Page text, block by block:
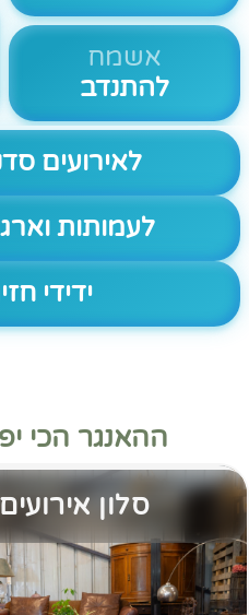
אשמח
להתנדב
לאירועים
לעמותות
ידידי
ההאנגר הכי
סלון אירועים